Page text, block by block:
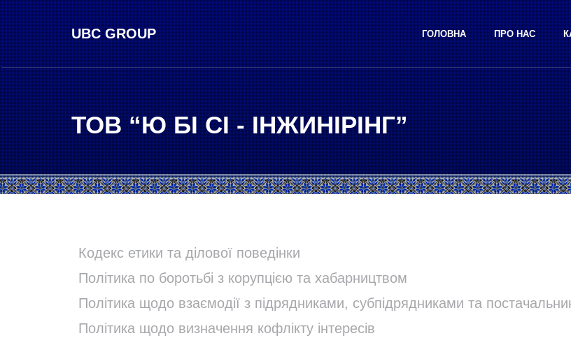
UBC GROUP ГОЛОВНА ПРО НАС
ТОВ “Ю БІ СІ - ІНЖИНІРІНГ”
Кодекс етики та ділової поведінки
Політика по боротьбі з корупцією та хабарництвом
Політика щодо взаємодії з підрядниками, субпідрядниками та
Політика щодо визначення кофлікту інтересів